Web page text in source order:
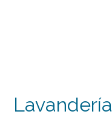
Lavandería